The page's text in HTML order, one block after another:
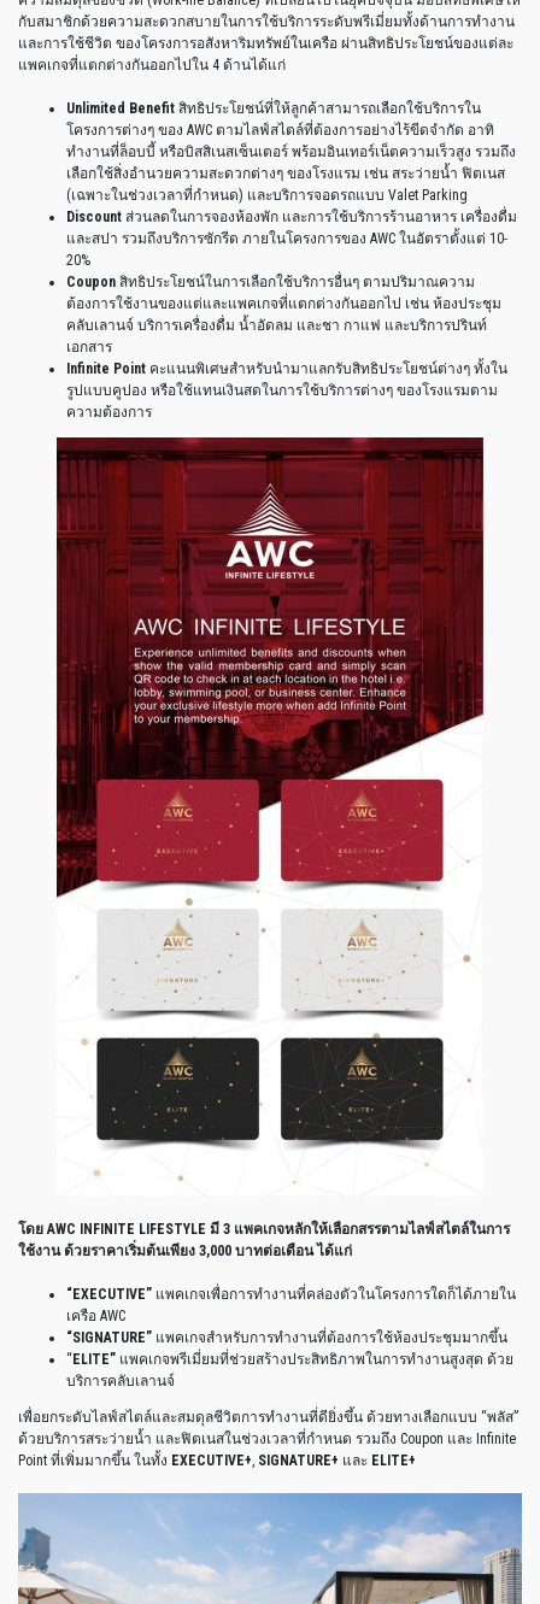
กับสมาชิกด้วยความสะดวกสบายในการใช้บริการระดับพรีเมี่ยมทั้งด้านการทำงาน
และการใช้ชีวิต ของโครงการอสังหาริมทรัพย์ในเครือ ผ่านสิทธิประโยชน์ของแต่ละ
แพคเกจที่แตกต่างกันออกไปใน 4 ด้านได้แก่
Unlimited Benefit สิทธิประโยชน์ที่ให้ลูกค้าสามารถเลือกใช้บริการใน
โครงการต่างๆ ของ AWC ตามไลฟ์สไตล์ที่ต้องการอย่างไร้ขีดจำกัด อาทิ
ทำงานที่ล็อบบี้ หรือบิสสิเนสเซ็นเตอร์ พร้อมอินเทอร์เน็ตความเร็วสูง รวมถึง
เลือกใช้สิ่งอำนวยความสะดวกต่างๆ ของโรงแรม เช่น สระว่ายน้ำ ฟิตเนส
(เฉพาะในช่วงเวลาที่กำหนด) และบริการจอดรถแบบ Valet Parking
Discount ส่วนลดในการจองห้องพัก และการใช้บริการร้านอาหาร เครื่องดื่ม
และสปา รวมถึงบริการซักรีด ภายในโครงการของ AWC ในอัตราตั้งแต่ 10-
20%
Coupon สิทธิประโยชน์ในการเลือกใช้บริการอื่นๆ ตามปริมาณความ
ต้องการใช้งานของแต่และแพคเกจที่แตกต่างกันออกไป เช่น ห้องประชุม
คลับเลานจ์ บริการเครื่องดื่ม น้ำอัดลม และชา กาแฟ และบริการปรินท์
เอกสาร
Infinite Point คะแนนพิเศษสำหรับนำมาแลกรับสิทธิประโยชน์ต่างๆ ทั้งใน
รูปแบบคูปอง หรือใช้แทนเงินสดในการใช้บริการต่างๆ ของโรงแรมตาม
ความต้องการ
โดย AWC INFINITE LIFESTYLE มี 3 แพคเกจหลักให้เลือกสรรตามไลฟ์สไตล์ในการ
ใช้งาน ด้วยราคาเริ่มต้นเพียง 3,000 บาทต่อเดือน ได้แก่
“EXECUTIVE” แพคเกจเพื่อการทำงานที่คล่องตัวในโครงการใดก็ได้ภายใน
เครือ AWC
“SIGNATURE” แพคเกจสำหรับการทำงานที่ต้องการใช้ห้องประชุมมากขึ้น
“ELITE” แพคเกจพรีเมี่ยมที่ช่วยสร้างประสิทธิภาพในการทำงานสูงสุด ด้วย
บริการคลับเลานจ์
เพื่อยกระดับไลฟ์สไตล์และสมดุลชีวิตการทำงานที่ดียิ่งขึ้น ด้วยทางเลือกแบบ “พลัส”
ด้วยบริการสระว่ายน้ำ และฟิตเนสในช่วงเวลาที่กำหนด รวมถึง Coupon และ Infinite
Point ที่เพิ่มมากขึ้น ในทั้ง EXECUTIVE+ SIGNATURE+ และ ELITE+